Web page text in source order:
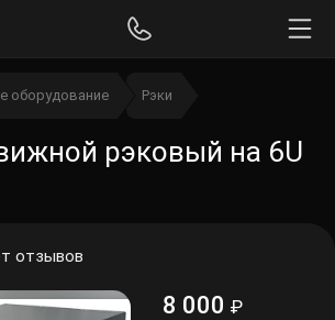
оборудование Рэки
рэковый на 6U
отзывов
8 000 ₽